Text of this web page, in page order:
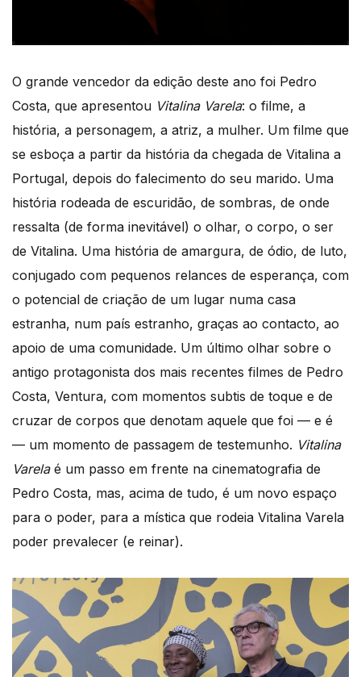
O grande vencedor da edição deste ano foi Pedro
Costa, que apresentou Vitalina Varela: o filme, a
história, a personagem, a atriz, a mulher. Um filme que
se esboça a partir da história da chegada de Vitalina a
Portugal, depois do falecimento do seu marido. Uma
história rodeada de escuridão, de sombras, de onde
ressalta (de forma inevitável) o olhar, o corpo, o ser
de Vitalina. Uma história de amargura, de ódio, de luto,
conjugado com pequenos relances de esperança, com
o potencial de criação de um lugar numa casa
estranha, num país estranho, graças ao contacto, ao
apoio de uma comunidade. Um último olhar sobre o
antigo protagonista dos mais recentes filmes de Pedro
Costa, Ventura, com momentos subtis de toque e de
cruzar de corpos que denotam aquele que foi — e é
— um momento de passagem de testemunho. Vitalina
Varelaé um passo em frente na cinematografia de
Pedro Costa, mas, acima de tudo, é um novo espaço
para o poder, para a mística que rodeia Vitalina Varela
poder prevalecer (e reinar).